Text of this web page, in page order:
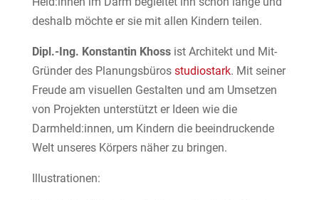
deshalb möchte er sie mit allen Kindern teilen.
Dipl.-Ing. Konstantin Khossist Architekt und Mit-
Gründer des Planungsbüros studiostark. Mit seiner
Freude am visuellen Gestalten und am Umsetzen
von Projekten unterstützt er Ideen wie die
Darmheld:innen, um Kindern die beeindruckende
Welt unseres Körpers näher zu bringen.
Illustrationen: